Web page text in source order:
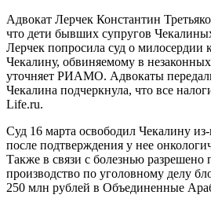
Адвокат Лерчек Константин
что дети бывших супругов
Лерчек попросила суд о
Чекалину, обвиняемому в
уточняет РИАМО. Адвокаты
Чекалина подчеркнула, что все
Life.ru.
Суд 16 марта освободил Чекалину
после подтверждения у нее
Также в связи с болезнью разрешено
производство по уголовному делу
250 млн рублей в Объединенные